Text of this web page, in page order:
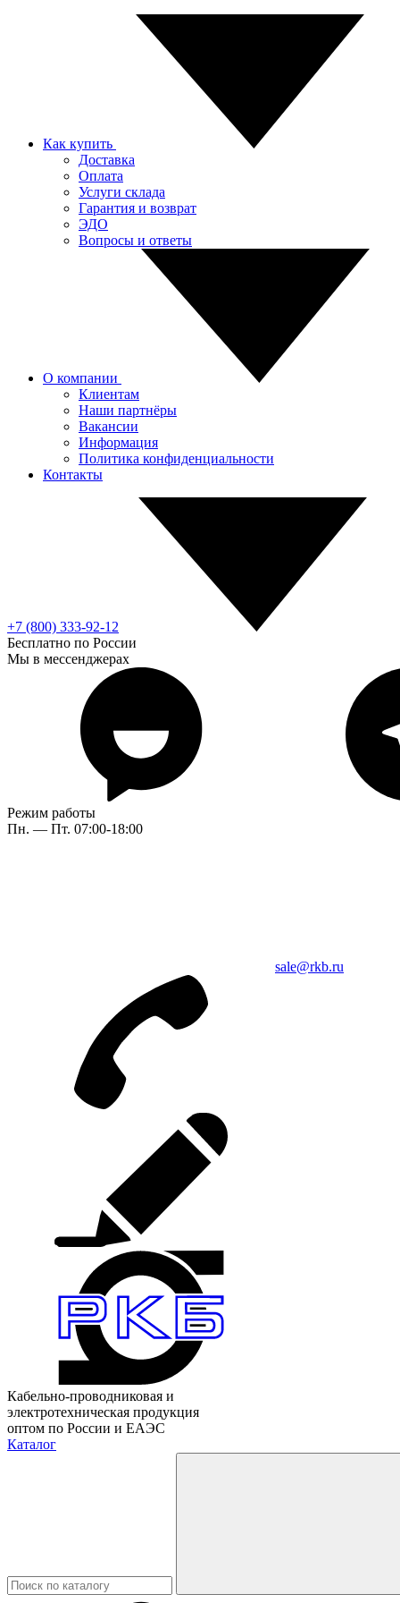
Как купить
Доставка
Оплата
Услуги склада
Гарантия и возврат
ЭДО
Вопросы и ответы
О компании
Клиентам
Наши партнёры
Вакансии
Информация
Политика конфиденциальности
Контакты
+7 (800) 333-92-12
Бесплатно по России
Мы в мессенджерах
Режим работы
Пн. — Пт. 07:00-18:00
sale@rkb.ru
Кабельно-проводниковая и
электротехническая продукция
оптом по России и ЕАЭС
Каталог